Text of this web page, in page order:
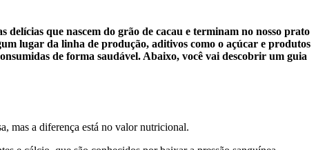
delícias que nascem do grão de cacau e terminam no nosso prato
lugar da linha de produção, aditivos como o açúcar e produtos
de forma saudável. Abaixo, você vai descobrir um guia
mas a diferença está no valor nutricional.